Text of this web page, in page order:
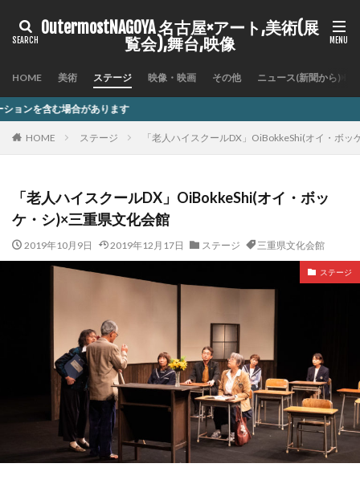
OutermostNAGOYA 名古屋×アート,美術(展
覧会),舞台,映像
HOME 美術 ステージ 映像・映画 その他 ニュース(新聞から)
HOME ステージ 「老人ハイスクールDX」OiBokkeShi(オイ・ボッ
「老人ハイスクールDX」OiBokkeShi(オイ・ボッ
ケ・シ)×三重県文化会館
2019年10月9日 2019年12月17日 ステージ 三重県文化会館
ステージ